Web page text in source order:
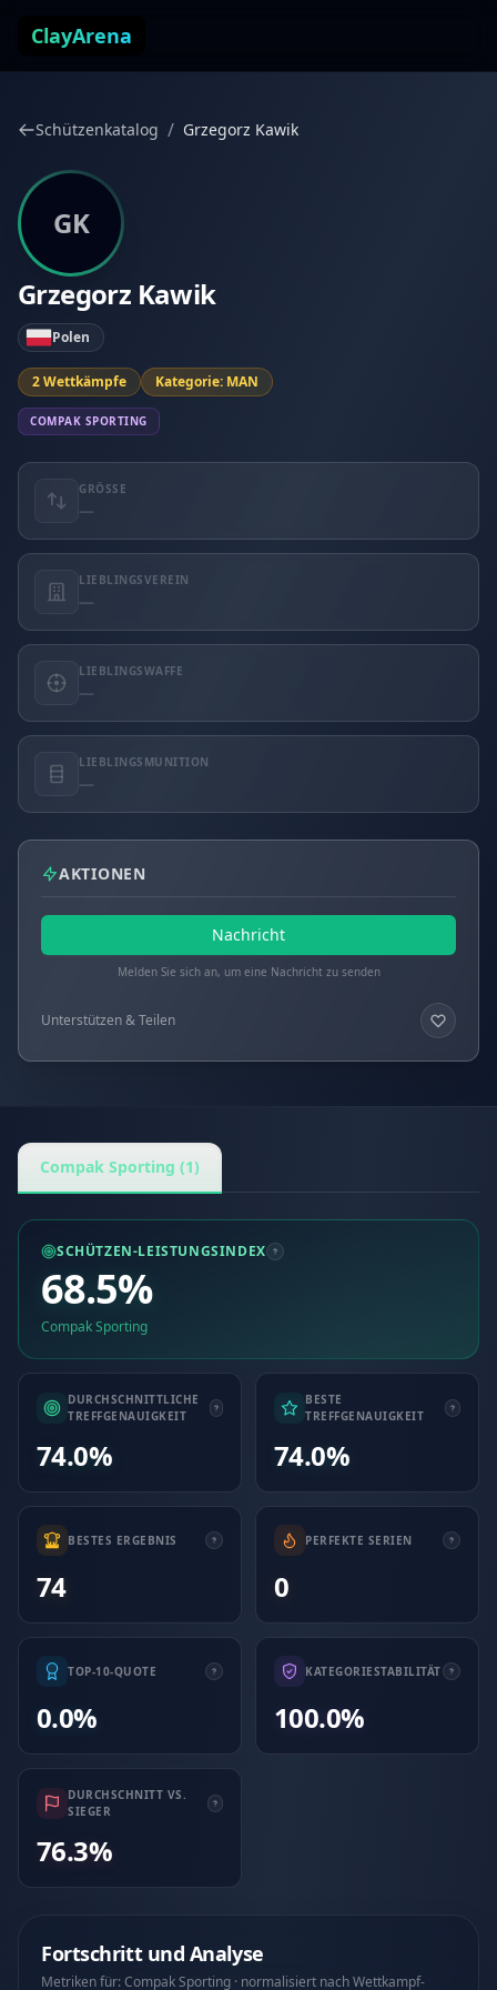
ClayArena
Schützenkatalog / Grzegorz Kawik
GK
Grzegorz Kawik
Polen
2 Wettkämpfe Kategorie: MAN
COMPAK SPORTING
GRÖSSE
—
LIEBLINGSVEREIN
—
LIEBLINGSWAFFE
—
LIEBLINGSMUNITION
—
AKTIONEN
Nachricht
Melden Sie sich an, um eine Nachricht zu senden
Unterstützen & Teilen
Compak Sporting (1)
SCHÜTZEN-LEISTUNGSINDEX
68.5%
Compak Sporting
DURCHSCHNITTLICHE
TREFFGENAUIGKEIT
74.0%
BESTE
TREFFGENAUIGKEIT
74.0%
BESTES ERGEBNIS
74
PERFEKTE SERIEN
0
TOP-10-QUOTE
0.0%
KATEGORIESTABILITÄT
100.0%
DURCHSCHNITT VS.
SIEGER
76.3%
Fortschritt und Analyse
Metriken für: Compak Sporting · normalisiert nach Wettkampf-